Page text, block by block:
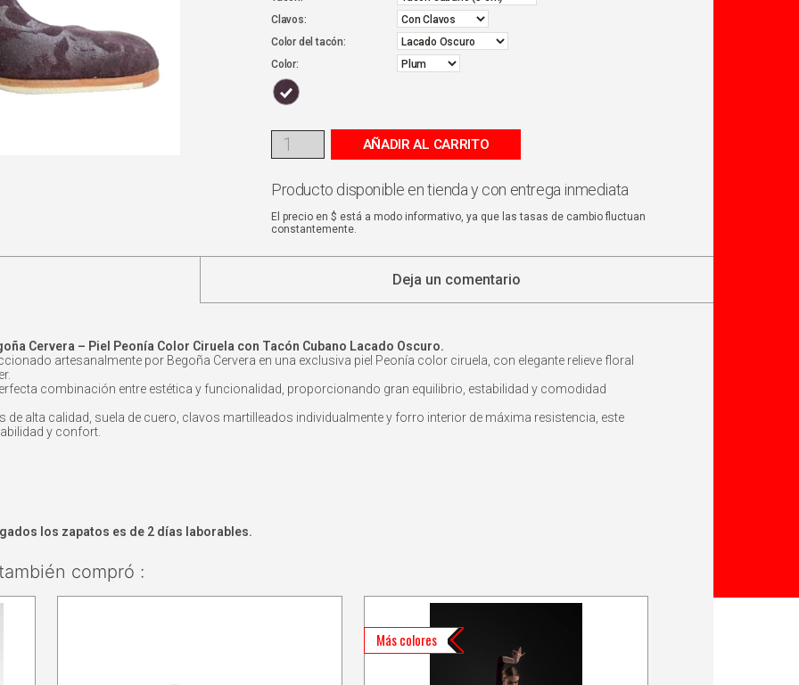
Clavos:
Color del tacón:
Color:
AÑADIR AL CARRITO
Producto disponible en tienda y con entrega inmediata
El precio en $ está a modo informativo, ya que las tasas de cambio fluctuan
constantemente.
Deja un comentario
Cervera – Piel Peonía Color Ciruela con Tacón Cubano Lacado Oscuro.
artesanalmente por Begoña Cervera en una exclusiva piel Peonía color ciruela, con elegante relieve floral
combinación entre estética y funcionalidad, proporcionando gran equilibrio, estabilidad y comodidad
de alta calidad, suela de cuero, clavos martilleados individualmente y forro interior de máxima resistencia, este
y confort.
los zapatos es de 2 días laborables.
compró :
Más colores